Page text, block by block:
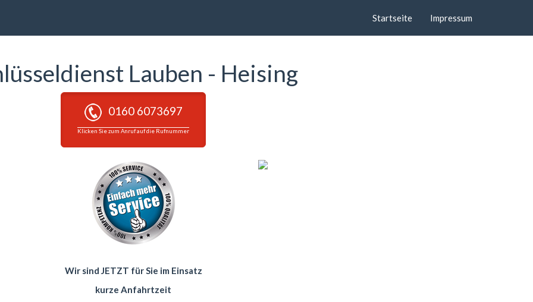
Startseite Impressum
Lauben - Heising
0160 6073697
Klicken Sie zum Anruf auf die Rufnummer
Wir sind JETZT für Sie im Einsatz
kurze Anfahrtzeit